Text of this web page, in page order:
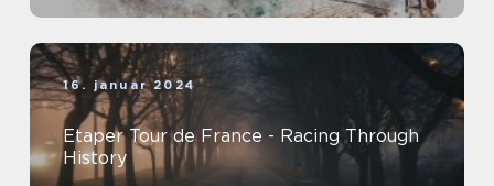
16. januar 2024
Etaper Tour de France - Racing Through
History